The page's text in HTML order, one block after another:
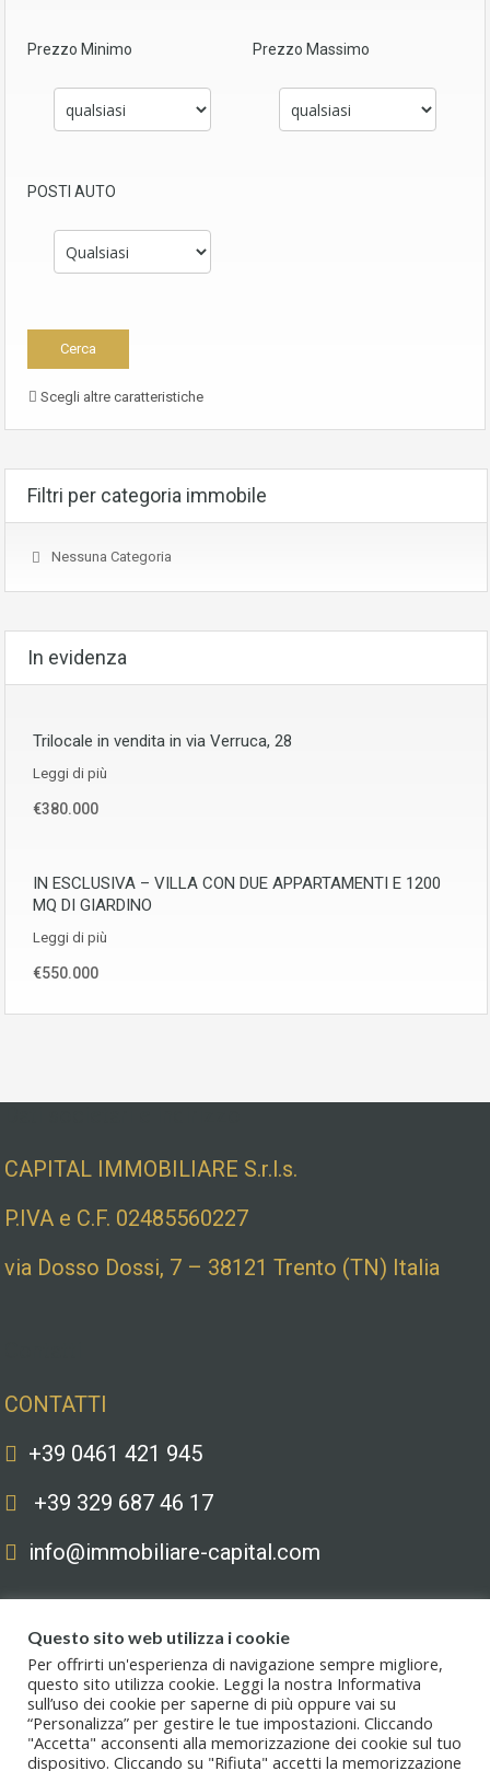
Prezzo Minimo Prezzo Massimo
POSTI AUTO
Scegli altre caratteristiche
Filtri per categoria immobile
Nessuna Categoria
In evidenza
Trilocale in vendita in via Verruca, 28
Leggi di più
€380.000
IN ESCLUSIVA – VILLA CON DUE APPARTAMENTI E 1200
MQ DI GIARDINO
Leggi di più
€550.000
CAPITAL IMMOBILIARE S.r.l.s.
P.IVA e C.F. 02485560227
via Dosso Dossi, 7 – 38121 Trento (TN) Italia
CONTATTI
+39 0461 421 945
+39 329 687 46 17
info@immobiliare-capital.com
Copyright © 2020. All Rights Reserved. Capital immobiliare S.r.l.s. | Le
immagini hanno valore puramente illustrativo. I prezzi e le informazioni
possono essere soggetti a modifiche.
Questo sito web utilizza i cookie
Per offrirti un'esperienza di navigazione sempre migliore,
questo sito utilizza cookie. Leggi la nostra Informativa
sull’uso dei cookie per saperne di più oppure vai su
“Personalizza” per gestire le tue impostazioni. Cliccando
"Accetta" acconsenti alla memorizzazione dei cookie sul tuo
dispositivo. Cliccando su "Rifiuta" accetti la memorizzazione